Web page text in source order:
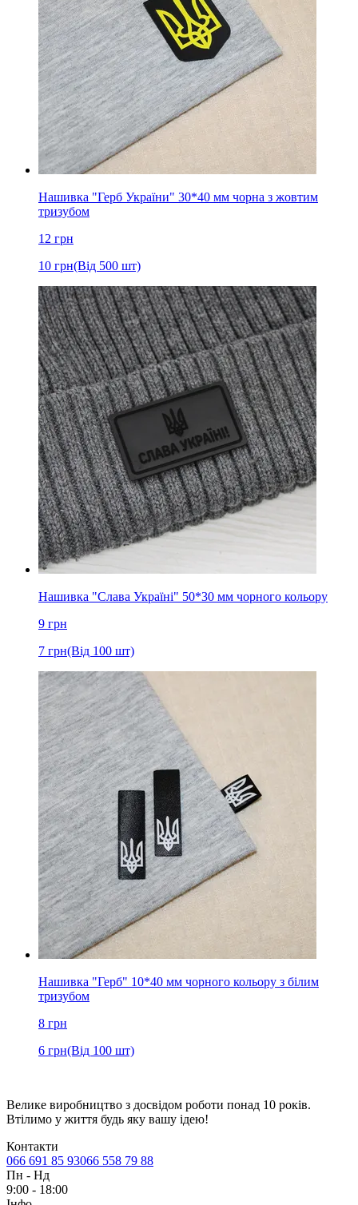
Нашивка "Герб України" 30*40 мм чорна з жовтим
тризубом
12 грн
10 грн(Від 500 шт)
Нашивка "Слава Україні" 50*30 мм чорного кольору
9 грн
7 грн(Від 100 шт)
Нашивка "Герб" 10*40 мм чорного кольору з білим
тризубом
8 грн
6 грн(Від 100 шт)
Велике виробництво з досвідом роботи понад 10 років.
Втілимо у життя будь яку вашу ідею!
Контакти
066 691 85 93066 558 79 88
Пн - Нд
9:00 - 18:00